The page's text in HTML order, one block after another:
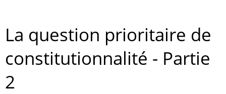
La question prioritaire de
constitutionnalité - Partie
2